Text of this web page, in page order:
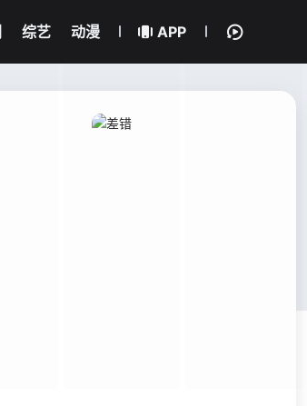
综艺 动漫 APP